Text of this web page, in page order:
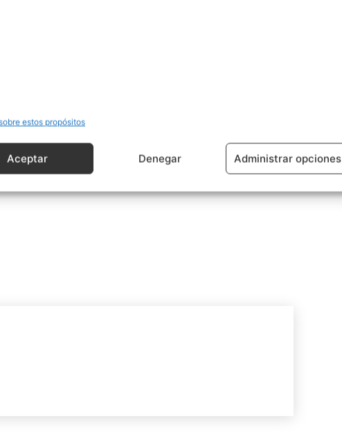
estos propósitos
Aceptar Denegar Administrar opciones